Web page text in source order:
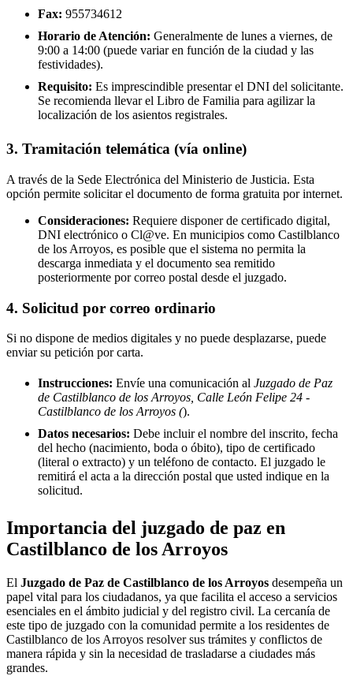
Fax: 955734612
Horario de Atención: Generalmente de lunes a viernes, de
9:00 a 14:00 (puede variar en función de la ciudad y las
festividades).
Requisito: Es imprescindible presentar el DNI del solicitante.
Se recomienda llevar el Libro de Familia para agilizar la
localización de los asientos registrales.
3. Tramitación telemática (vía online)
A través de la Sede Electrónica del Ministerio de Justicia. Esta
opción permite solicitar el documento de forma gratuita por internet.
Consideraciones: Requiere disponer de certificado digital,
DNI electrónico o Cl@ve. En municipios como Castilblanco
de los Arroyos, es posible que el sistema no permita la
descarga inmediata y el documento sea remitido
posteriormente por correo postal desde el juzgado.
4. Solicitud por correo ordinario
Si no dispone de medios digitales y no puede desplazarse, puede
enviar su petición por carta.
Instrucciones: Envíe una comunicación al Juzgado de Paz
de Castilblanco de los Arroyos, Calle León Felipe 24 -
Castilblanco de los Arroyos ().
Datos necesarios: Debe incluir el nombre del inscrito, fecha
del hecho (nacimiento, boda o óbito), tipo de certificado
(literal o extracto) y un teléfono de contacto. El juzgado le
remitirá el acta a la dirección postal que usted indique en la
solicitud.
Importancia del juzgado de paz en
Castilblanco de los Arroyos
El Juzgado de Paz de Castilblanco de los Arroyos desempeña un
papel vital para los ciudadanos, ya que facilita el acceso a servicios
esenciales en el ámbito judicial y del registro civil. La cercanía de
este tipo de juzgado con la comunidad permite a los residentes de
Castilblanco de los Arroyos resolver sus trámites y conflictos de
manera rápida y sin la necesidad de trasladarse a ciudades más
grandes.